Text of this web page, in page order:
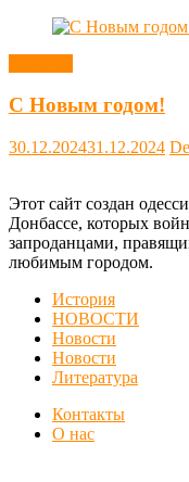
С Новым годом!
30.12.202431.12.2024
Этот сайт создан
Донбассе, которых
запроданцами,
любимым городом.
История
НОВОСТИ
Новости
Новости
Литература
Контакты
О нас